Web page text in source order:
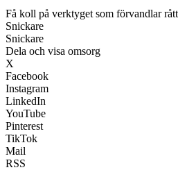
Få koll på verktyget som förvandlar
Snickare
Snickare
Dela och visa omsorg
X
Facebook
Instagram
LinkedIn
YouTube
Pinterest
TikTok
Mail
RSS